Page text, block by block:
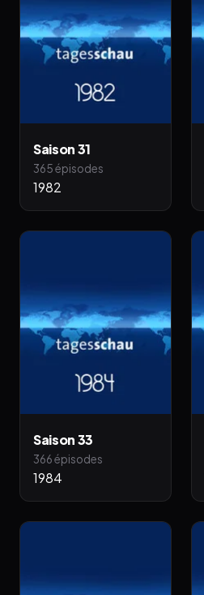
Saison 31
365 épisodes
1982
Saison 33
366 épisodes
1984